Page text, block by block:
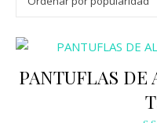
PANTUFLAS DE